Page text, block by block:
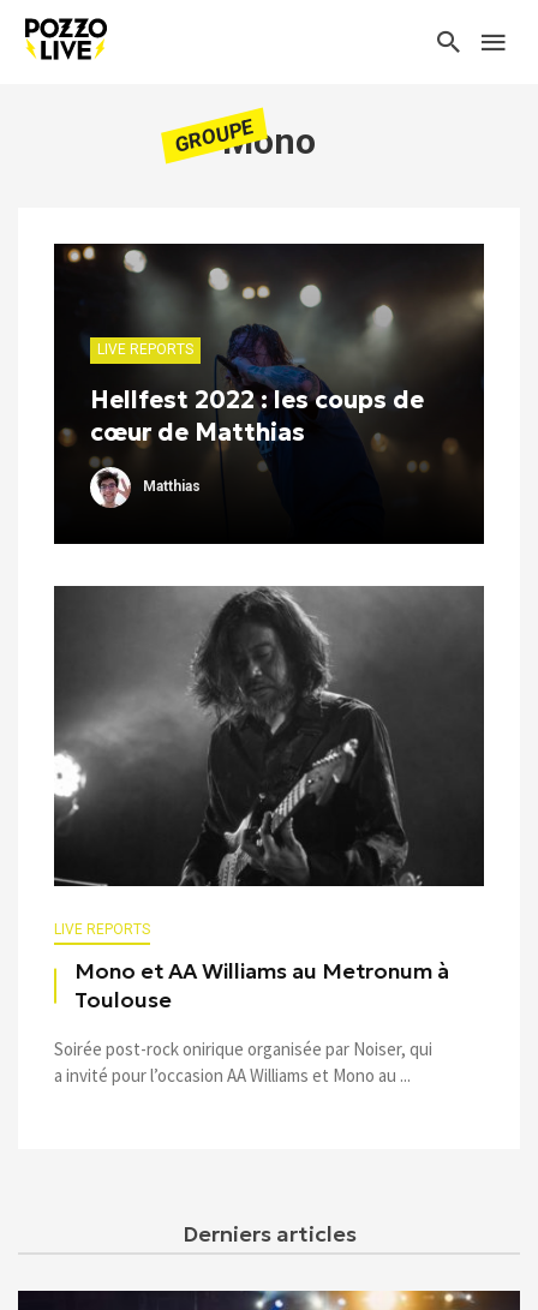
GROUPEMono
LIVE REPORTS
Hellfest 2022 : les coups de
cœur de Matthias
Matthias
LIVE REPORTS
Mono et AA Williams au Metronum à
Toulouse
Soirée post-rock onirique organisée par Noiser, qui
a invité pour l’occasion AA Williams et Mono au ...
Derniers articles